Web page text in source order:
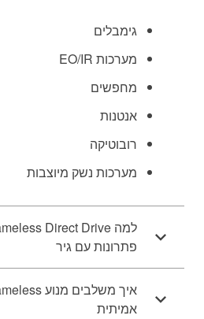
גימבלים
מערכות EO/IR
מחפשים
אנטנות
רובוטיקה
מערכות נשק מיוצבות
פתרונות עם גיר
אמיתית